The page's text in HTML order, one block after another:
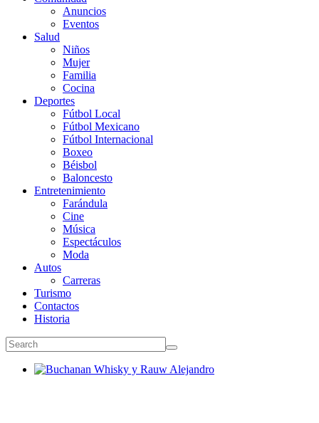
Anuncios
Eventos
Salud
Niños
Mujer
Familia
Cocina
Deportes
Fútbol Local
Fútbol Mexicano
Fútbol Internacional
Boxeo
Béisbol
Baloncesto
Entretenimiento
Farándula
Cine
Música
Espectáculos
Moda
Autos
Carreras
Turismo
Contactos
Historia